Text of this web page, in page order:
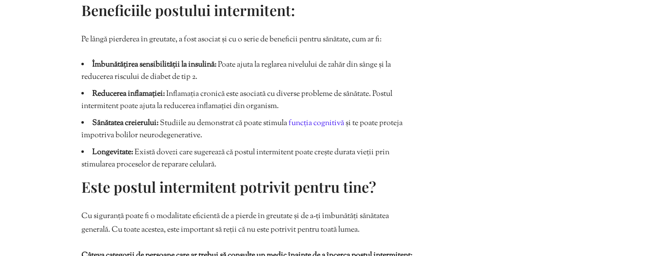
Beneficiile postului intermitent:
Pe lângă pierderea în greutate, a fost asociat și cu o serie de beneficii pentru sănătate, cum ar fi:
Îmbunătățirea sensibilității la insulină:Poate ajuta la reglarea nivelului de zahăr din sânge și la
reducerea riscului de diabet de tip 2.
Reducerea inflamației:Inflamația cronică este asociată cu diverse probleme de sănătate. Postul
intermitent poate ajuta la reducerea inflamației din organism.
Sănătatea creierului:Studiile au demonstrat că poate stimulafuncția cognitivăși te poate proteja
împotriva bolilor neurodegenerative.
Longevitate:Există dovezi care sugerează că postul intermitent poate crește durata vieții prin
stimularea proceselor de reparare celulară.
Este postul intermitent potrivit pentru tine?
Cu siguranță poate fi o modalitate eficientă de a pierde în greutate și de a-ți îmbunătăți sănătatea
generală. Cu toate acestea, este important să reții că nu este potrivit pentru toată lumea.